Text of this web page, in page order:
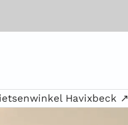
Havixbeck ↗